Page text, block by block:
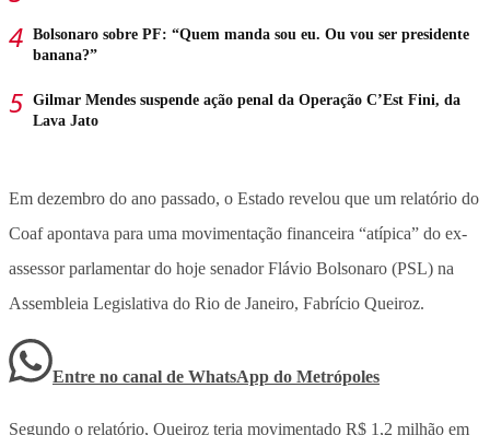
Bolsonaro sobre PF: “Quem manda sou eu. Ou vou ser presidente
banana?”
Gilmar Mendes suspende ação penal da Operação C’Est Fini, da
Lava Jato
Em dezembro do ano passado, o Estado revelou que um relatório do
Coaf apontava para uma movimentação financeira “atípica” do ex-
assessor parlamentar do hoje senador Flávio Bolsonaro (PSL) na
Assembleia Legislativa do Rio de Janeiro, Fabrício Queiroz.
Entre no canal de WhatsApp do Metrópoles
Segundo o relatório, Queiroz teria movimentado R$ 1,2 milhão em